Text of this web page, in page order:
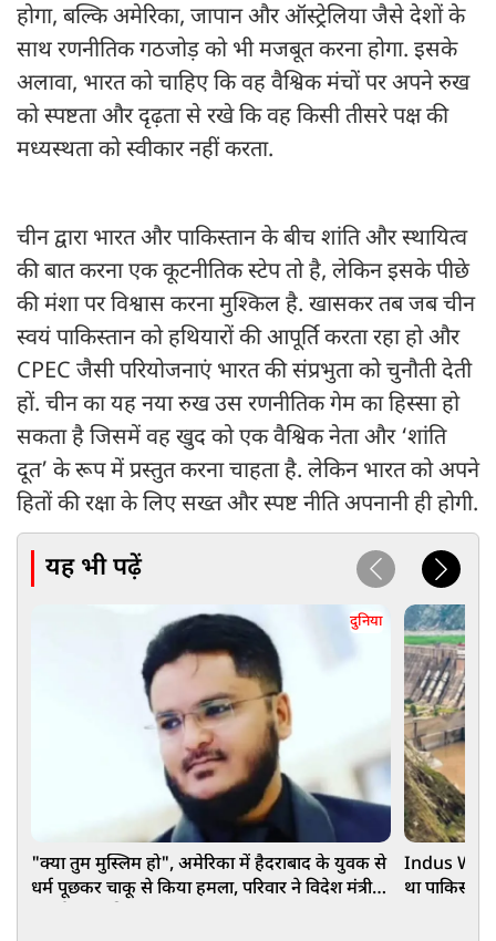
होगा, बल्कि अमेरिका, जापान और ऑस्ट्रेलिया जैसे देशों के
साथ रणनीतिक गठजोड़ को भी मजबूत करना होगा. इसके
अलावा, भारत को चाहिए कि वह वैश्विक मंचों पर अपने रुख
को स्पष्टता और दृढ़ता से रखे कि वह किसी तीसरे पक्ष की
मध्यस्थता को स्वीकार नहीं करता.
चीन द्वारा भारत और पाकिस्तान के बीच शांति और स्थायित्व
की बात करना एक कूटनीतिक स्टेप तो है, लेकिन इसके पीछे
की मंशा पर विश्वास करना मुश्किल है. खासकर तब जब चीन
स्वयं पाकिस्तान को हथियारों की आपूर्ति करता रहा हो और
CPEC जैसी परियोजनाएं भारत की संप्रभुता को चुनौती देती
हों. चीन का यह नया रुख उस रणनीतिक गेम का हिस्सा हो
सकता है जिसमें वह खुद को एक वैश्विक नेता और ‘शांति
दूत’ के रूप में प्रस्तुत करना चाहता है. लेकिन भारत को अपने
हितों की रक्षा के लिए सख्त और स्पष्ट नीति अपनानी ही होगी.
यह भी पढ़ें
दुनिया
"क्या तुम मुस्लिम हो", अमेरिका में हैदराबाद के युवक से
धर्म पूछकर चाकू से किया हमला, परिवार ने विदेश मंत्री से
Indus
था